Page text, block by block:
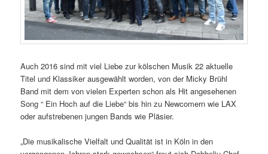
Auch 2016 sind mit viel Liebe zur kölschen Musik 22 aktuelle
Titel und Klassiker ausgewählt worden, von der Micky Brühl
Band mit dem von vielen Experten schon als Hit angesehenen
Song “ Ein Hoch auf die Liebe“ bis hin zu Newcomern wie LAX
oder aufstrebenen jungen Bands wie Pläsier.
„Die musikalische Vielfalt und Qualität ist in Köln in den